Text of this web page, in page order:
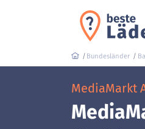
Bundesländer
MediaMarkt